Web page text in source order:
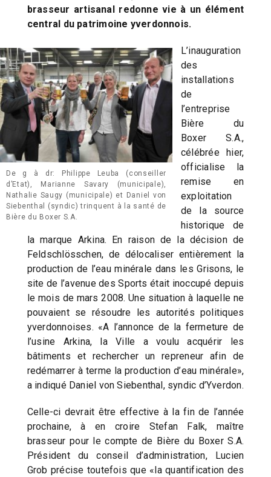
brasseur artisanal redonne vie à un élément
central du patrimoine yverdonnois.
De g à dr: Philippe Leuba (conseiller
d’Etat), Marianne Savary (municipale),
Nathalie Saugy (municipale) et Daniel von
Siebenthal (syndic) trinquent à la santé de
Bière du Boxer S.A.
L’inauguration
des
installations
de
l’entreprise
Bière du
Boxer S.A.,
célébrée hier,
officialise la
remise en
exploitation
de la source
historique de
la marque Arkina. En raison de la décision de
Feldschlösschen, de délocaliser entièrement la
production de l’eau minérale dans les Grisons, le
site de l’avenue des Sports était inoccupé depuis
le mois de mars 2008. Une situation à laquelle ne
pouvaient se résoudre les autorités politiques
yverdonnoises. «A l’annonce de la fermeture de
l’usine Arkina, la Ville a voulu acquérir les
bâtiments et rechercher un repreneur afin de
redémarrer à terme la production d’eau minérale»,
a indiqué Daniel von Siebenthal, syndic d’Yverdon.
Celle-ci devrait être effective à la fin de l’année
prochaine, à en croire Stefan Falk, maître
brasseur pour le compte de Bière du Boxer S.A.
Président du conseil d’administration, Lucien
Grob précise toutefois que «la quantification des